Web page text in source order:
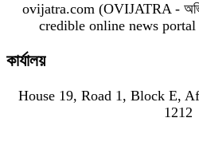
ovijatra.com (OVIJATRA -
credible online news portal
কার্যালয়
House 19, Road 1, Block E,
1212